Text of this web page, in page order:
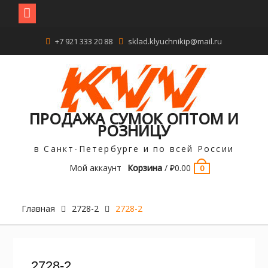
содержимому
+7 921 333 20 88 sklad.klyuchnikip@mail.ru
ПРОДАЖА СУМОК ОПТОМ И
РОЗНИЦУ
в Санкт-Петербурге и по всей России
Мой аккаунт
Корзина/ ₽0.00 0
Главная 2728-2 2728-2